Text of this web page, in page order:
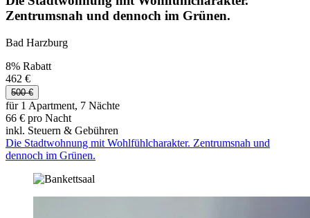
Zentrumsnah und dennoch im Grünen.
Bad Harzburg
8% Rabatt
462 €
500 €
für 1 Apartment, 7 Nächte
66 € pro Nacht
inkl. Steuern & Gebühren
Die Stadtwohnung mit Wohlfühlcharakter. Zentrumsnah und
dennoch im Grünen.